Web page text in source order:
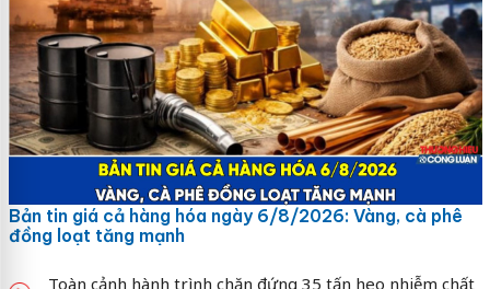
Bản tin giá cả hàng hóa ngày 6/8/2026: Vàng, cà phê
đồng loạt tăng mạnh
Toàn cảnh hành trình chặn đứng 35 tấn heo nhiễm chất